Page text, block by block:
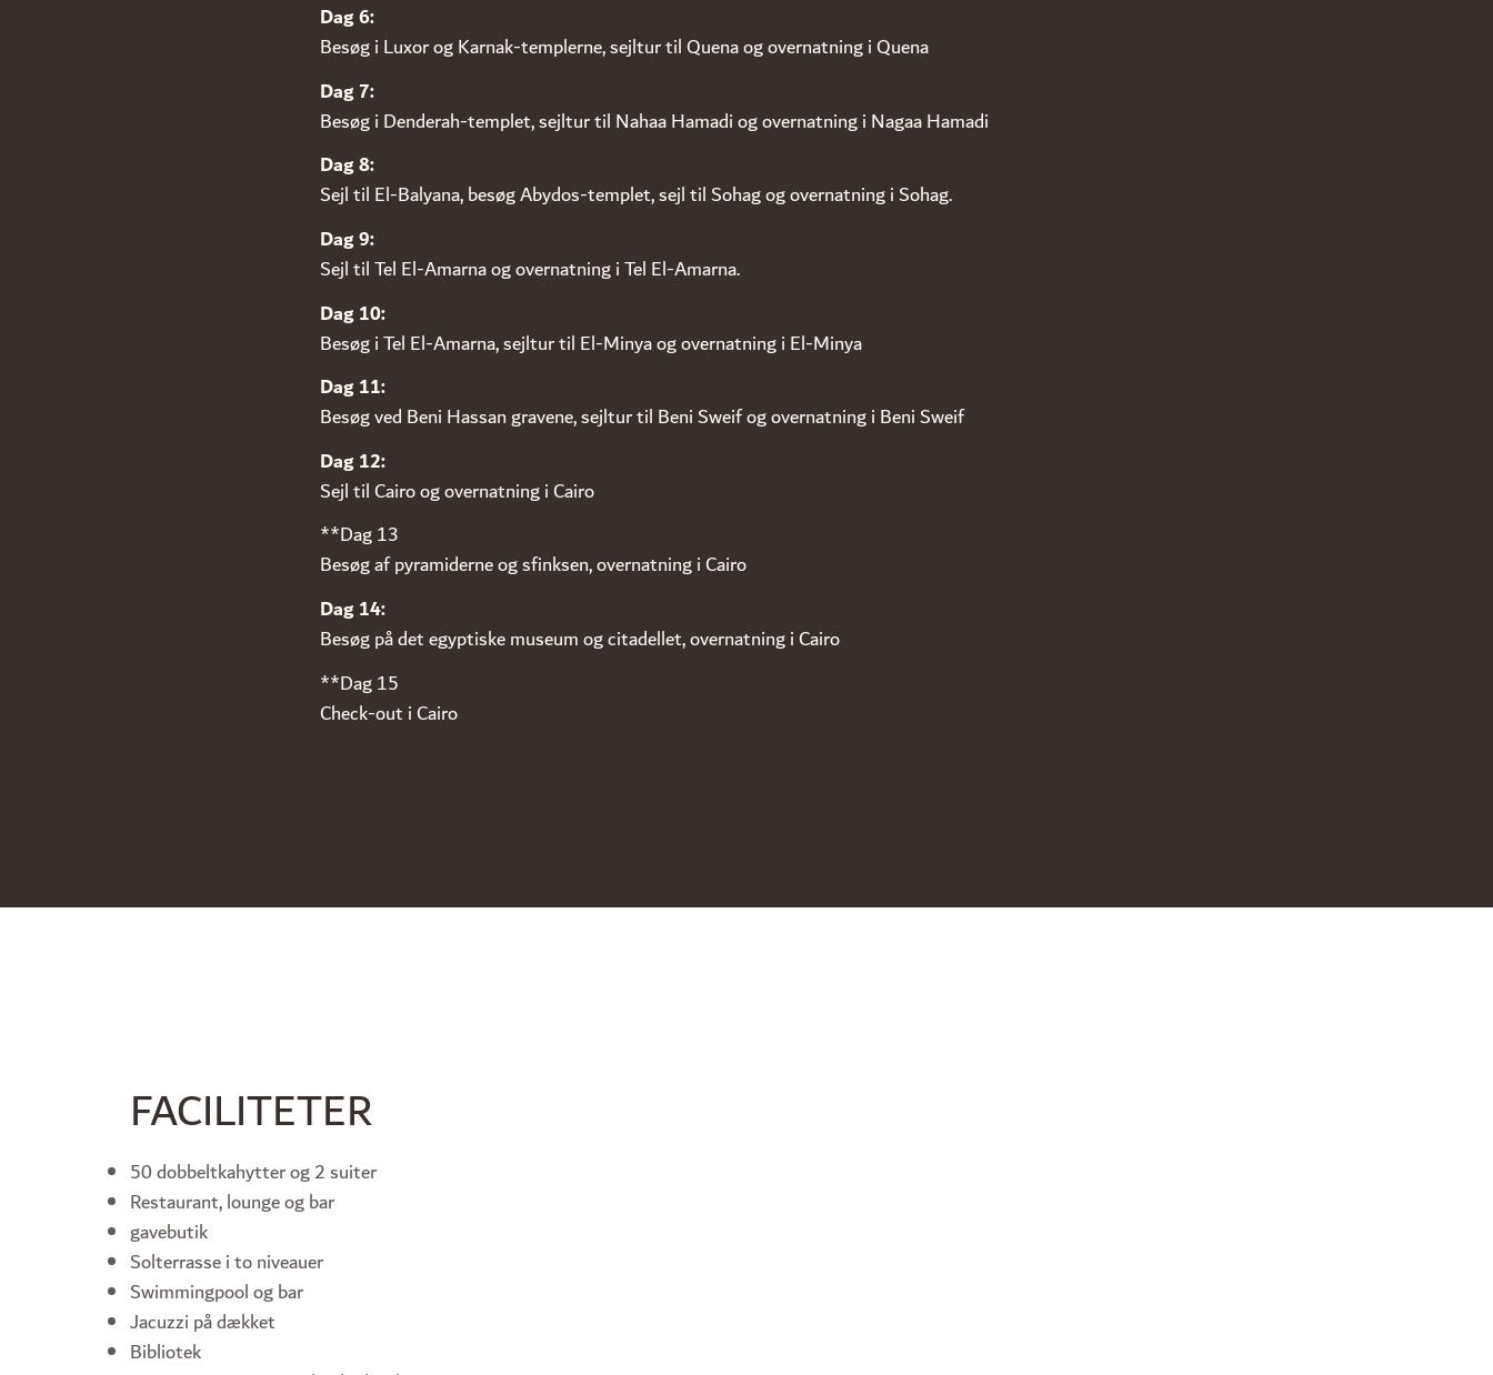
Dag 6:
Besøg i Luxor og Karnak-templerne, sejltur til Quena og overnatning i Quena
Dag 7:
Besøg i Denderah-templet, sejltur til Nahaa Hamadi og overnatning i Nagaa Hamadi
Dag 8:
Sejl til El-Balyana, besøg Abydos-templet, sejl til Sohag og overnatning i Sohag.
Dag 9:
Sejl til Tel El-Amarna og overnatning i Tel El-Amarna.
Dag 10:
Besøg i Tel El-Amarna, sejltur til El-Minya og overnatning i El-Minya
Dag 11:
Besøg ved Beni Hassan gravene, sejltur til Beni Sweif og overnatning i Beni Sweif
Dag 12:
Sejl til Cairo og overnatning i Cairo
**Dag 13
Besøg af pyramiderne og sfinksen, overnatning i Cairo
Dag 14:
Besøg på det egyptiske museum og citadellet, overnatning i Cairo
**Dag 15
Check-out i Cairo
FACILITETER
50 dobbeltkahytter og 2 suiter
Restaurant, lounge og bar
gavebutik
Solterrasse i to niveauer
Swimmingpool og bar
Jacuzzi på dækket
Bibliotek